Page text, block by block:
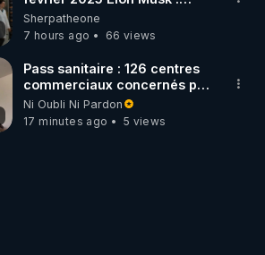
Houston , on a un problème !
Sherpatheone
7 hours ago
66 views
Pass sanitaire : 126 centres
commerciaux concernés par
l'obligation dans toute la
France
Ni Oubli Ni Pardon
17 minutes ago
5 views